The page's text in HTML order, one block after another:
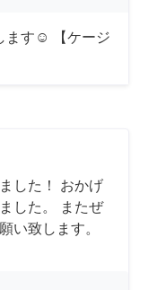
ます☺︎ 【ケージ
した！ おかげ
した。 またぜ
い致します。